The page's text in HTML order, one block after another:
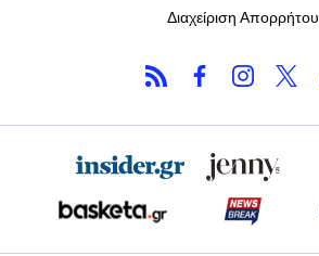
Διαχείριση Απορρήτου